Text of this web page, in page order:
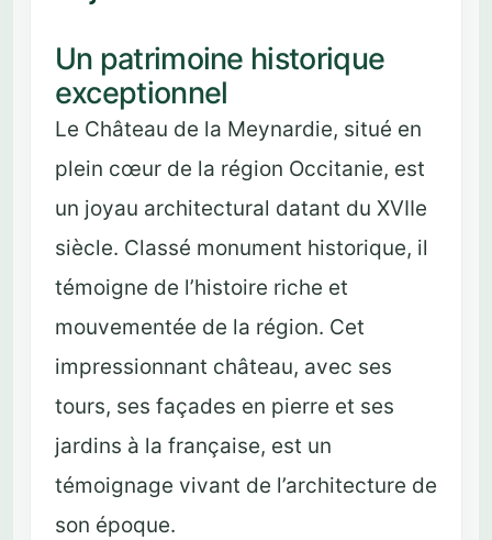
Un patrimoine historique
exceptionnel
Le Château de la Meynardie, situé en
plein cœur de la région Occitanie, est
un joyau architectural datant du XVIIe
siècle. Classé monument historique, il
témoigne de l’histoire riche et
mouvementée de la région. Cet
impressionnant château, avec ses
tours, ses façades en pierre et ses
jardins à la française, est un
témoignage vivant de l’architecture de
son époque.